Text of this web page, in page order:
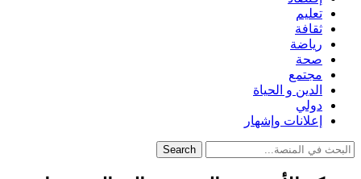
تعليم
ثقافة
رياضة
صحة
مجتمع
الدين و الحياة
دولي
إعلانات وإشهار
Search